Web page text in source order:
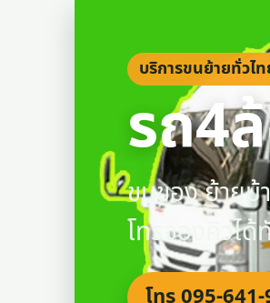
บริการขนย้ายทั่วไ
รถ4
ขนของ ย้าย
โทรจองคิวไ